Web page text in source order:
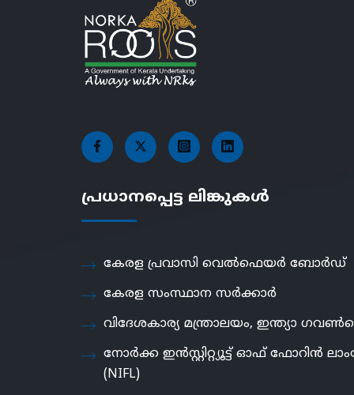
പ്രധാനപ്പെട്ട ലിങ്കുകൾ
കേരള പ്രവാസി വെൽഫെയർ ബോർഡ്
കേരള സംസ്ഥാന സർക്കാർ
വിദേശകാര്യ മന്ത്രാലയം, ഇന്ത്യാ
നോർക്ക ഇൻസ്റ്റിറ്റ്യൂട്ട് ഓഫ് ഫോറിൻ
(NIFL)